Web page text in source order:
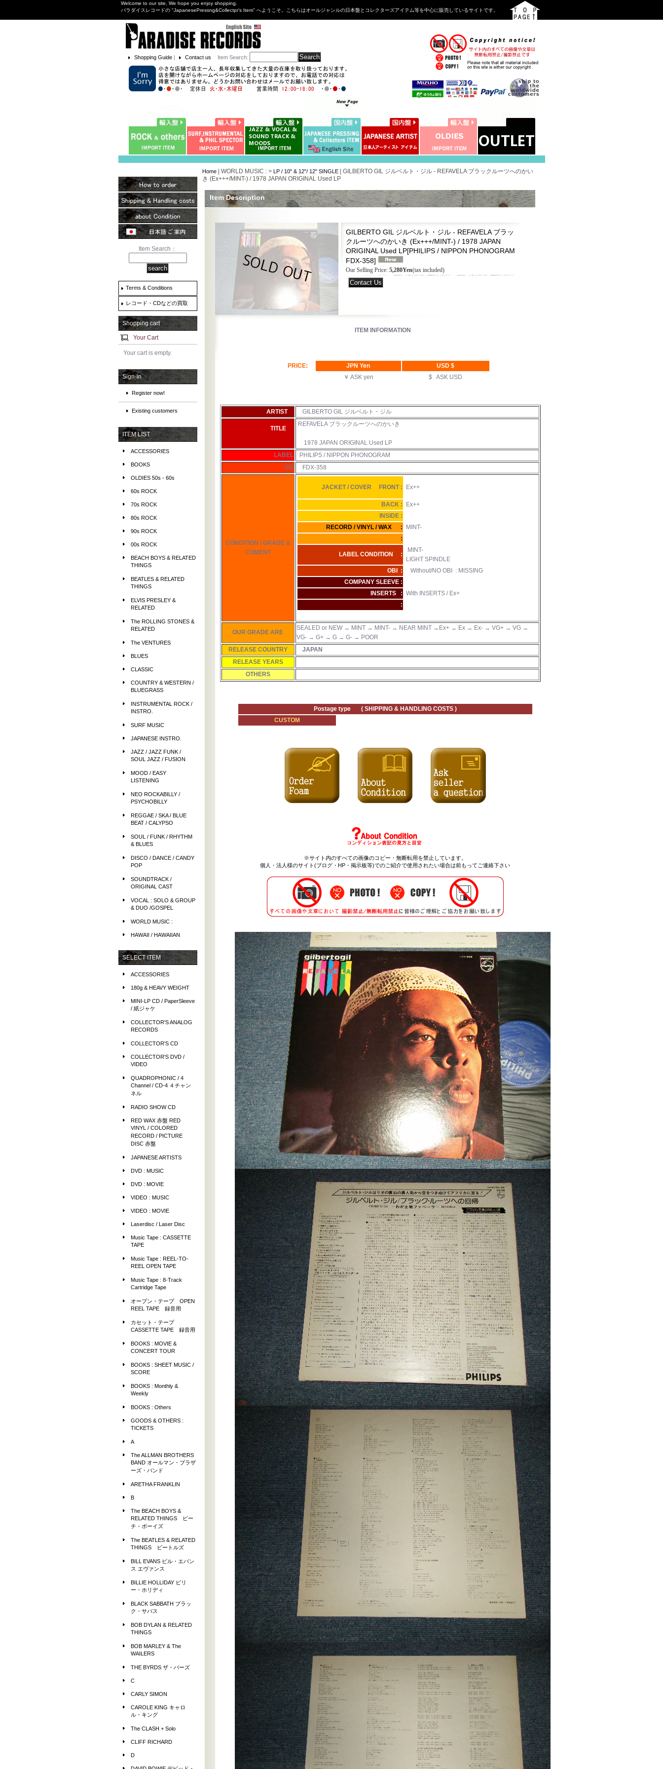
Welcome to our site, We hope you enjoy shopping.
パラダイスレコードの "JapanesePressng&Collectpr's Item" へようこそ。こちらはオールジャンルの日本盤とコレクターズアイテム等を中心に販売しているサイトです。
Shopping Guide| Contact us Item Search:
Item Search：
Terms & Conditions
レコード・CDなどの買取
Shopping cart
Your Cart
Your cart is empty.
Sign-in
Register now!
Existing customers
ITEM LIST
ACCESSORIES
BOOKS
OLDIES 50s - 60s
60s ROCK
70s ROCK
80s ROCK
90s ROCK
00s ROCK
BEACH BOYS & RELATED
THINGS
BEATLES & RELATED
THINGS
ELVIS PRESLEY &
RELATED
The ROLLING STONES &
RELATED
The VENTURES
BLUES
CLASSIC
COUNTRY & WESTERN /
BLUEGRASS
INSTRUMENTAL ROCK /
INSTRO.
SURF MUSIC
JAPANESE INSTRO.
JAZZ / JAZZ FUNK /
SOUL JAZZ / FUSION
MOOD / EASY
LISTENING
NEO ROCKABILLY /
PSYCHOBILLY
REGGAE / SKA / BLUE
BEAT / CALYPSO
SOUL / FUNK / RHYTHM
& BLUES
DISCO / DANCE / CANDY
POP
SOUNDTRACK /
ORIGINAL CAST
VOCAL : SOLO & GROUP
& DUO /GOSPEL
WORLD MUSIC :
HAWAII / HAWAIIAN
SELECT ITEM
ACCESSORIES
180g & HEAVY WEIGHT
MINI-LP CD / PaperSleeve
/ 紙ジャケ
COLLECTOR'S ANALOG
RECORDS
COLLECTOR'S CD
COLLECTOR'S DVD /
VIDEO
QUADROPHONIC / 4
Channel / CD-4 ４チャン
ネル
RADIO SHOW CD
RED WAX 赤盤 RED
VINYL / COLORED
RECORD / PICTURE
DISC 赤盤
JAPANESE ARTISTS
DVD : MUSIC
DVD : MOVIE
VIDEO : MUSIC
VIDEO : MOVIE
Laserdisc / Laser Disc
Music Tape : CASSETTE
TAPE
Music Tape : REEL-TO-
REEL OPEN TAPE
Music Tape : 8-Track
Cartridge Tape
オープン・テープ OPEN
REEL TAPE 録音用
カセット・テープ
CASSETTE TAPE 録音用
BOOKS : MOVIE &
CONCERT TOUR
BOOKS : SHEET MUSIC /
SCORE
BOOKS : Monthly &
Weekly
BOOKS : Others
GOODS & OTHERS :
TICKETS
A
The ALLMAN BROTHERS
BAND オールマン・ブラザ
ーズ・バンド
ARETHA FRANKLIN
B
The BEACH BOYS &
RELATED THINGS ビー
チ・ボーイズ
The BEATLES & RELATED
THINGS ビートルズ
BILL EVANS ビル・エバン
ス エヴァンス
BILLIE HOLLIDAY ビリ
ー・ホリディ
BLACK SABBATH ブラッ
ク・サバス
BOB DYLAN & RELATED
THINGS
BOB MARLEY & The
WAILERS
THE BYRDS ザ・バーズ
C
CARLY SIMON
CAROLE KING キャロ
ル・キング
The CLASH + Solo
CLIFF RICHARD
D
Home| WORLD MUSIC : > LP / 10" & 12"/ 12" SINGLE| GILBERTO GIL ジルベルト・ジル - REFAVELA ブラックルーツへのかい
き (Ex+++/MINT-) / 1978 JAPAN ORIGINAL Used LP
Item Description
GILBERTO GIL ジルベルト・ジル - REFAVELA ブラッ
クルーツへのかいき (Ex+++/MINT-) / 1978 JAPAN
ORIGINAL Used LP[PHILIPS / NIPPON PHONOGRAM
FDX-358]
Our Selling Price: 5,280Yen(tax included)
ITEM INFORMATION
PRICE: JPN Yen
USD $
￥ ASK yen
$ ASK USD
ARTIST GILBERTO GIL ジルベルト・ジル
TITLE
REFAVELA ブラックルーツへのかいき
1978 JAPAN ORIGINAL Used LP
LABEL
PHILIPS / NIPPON PHONOGRAM
NO
FDX-358
CONDITION / GRADE &
COMENT
JACKET / COVER FRONT : Ex++
BACK :
Ex++
INSIDE :
RECORD / VINYL / WAX :
MINT-
:
LABEL CONDITION :
MINT-
LIGHT SPINDLE
OBI :
Without/NO OBI : MISSING
COMPANY SLEEVE :
INSERTS : With INSERTS / Ex+
:
OUR GRADE ARE
SEALED or NEW → MINT → MINT- → NEAR MINT →Ex+ → Ex → Ex- → VG+ → VG →
VG- → G+ → G → G- → POOR
RELEASE COUNTRY
JAPAN
RELEASE YEARS
OTHERS
Postage type ( SHIPPING & HANDLING COSTS )
CUSTOM
※サイト内のすべての画像のコピー・無断転用を禁止 しています。
個人・法人様のサイト(ブログ・HP・掲示板等)でのご紹介で使用されたい場合は前もってご連絡下さい